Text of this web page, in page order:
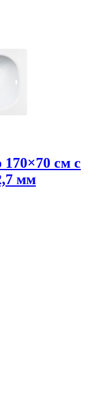
см с
мм